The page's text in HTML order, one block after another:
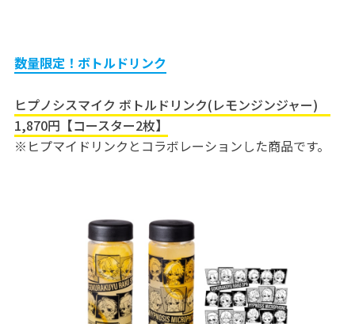
数量限定！ボトルドリンク
ヒプノシスマイク ボトルドリンク(レモンジンジャー)
1,870円【コースター2枚】
※ヒプマイドリンクとコラボレーションした商品です。